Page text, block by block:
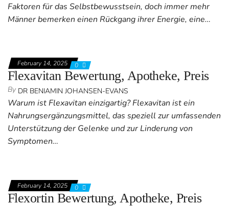
Faktoren für das Selbstbewusstsein, doch immer mehr
Männer bemerken einen Rückgang ihrer Energie, eine…
February 14, 2025 0
Flexavitan Bewertung, Apotheke, Preis
By DR BENIAMIN JOHANSEN-EVANS
Warum ist Flexavitan einzigartig? Flexavitan ist ein
Nahrungsergänzungsmittel, das speziell zur umfassenden
Unterstützung der Gelenke und zur Linderung von
Symptomen…
February 14, 2025 0
Flexortin Bewertung, Apotheke, Preis